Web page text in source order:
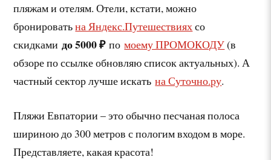
пляжам и отелям. Отели, кстати, можно
бронироватьна Яндекс.Путешествияхсо
скидкамидо 5000 ₽помоему ПРОМОКОДУ(в
обзоре по ссылке обновляю список актуальных). А
частный сектор лучше искатьна Суточно.ру.
Пляжи Евпатории – это обычно песчаная полоса
шириною до 300 метров с пологим входом в море.
Представляете, какая красота!